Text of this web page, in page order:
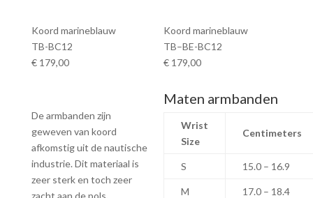
Koord marineblauw
TB-BC12
€ 179,00
Koord marineblauw
TB–BE-BC12
€ 179,00
De armbanden zijn
geweven van koord
afkomstig uit de nautische
industrie. Dit materiaal is
zeer sterk en toch zeer
Maten armbanden
Wrist
Size
Centimeters
S 15.0 – 16.9
M 17.0 – 18.4